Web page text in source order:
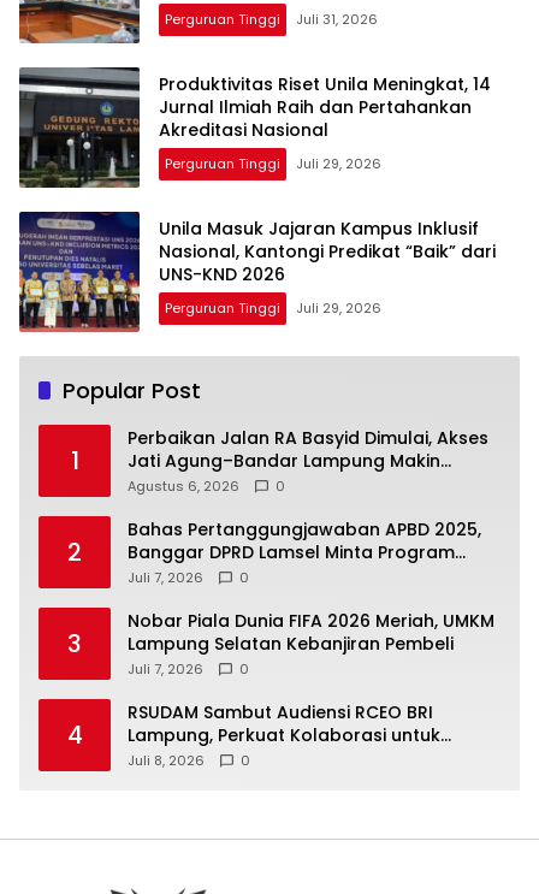
Perguruan Tinggi Juli 31, 2026
Produktivitas Riset Unila Meningkat, 14
Jurnal Ilmiah Raih dan Pertahankan
Akreditasi Nasional
Perguruan Tinggi Juli 29, 2026
Unila Masuk Jajaran Kampus Inklusif
Nasional, Kantongi Predikat “Baik” dari
UNS-KND 2026
Perguruan Tinggi Juli 29, 2026
Popular Post
1
Perbaikan Jalan RA Basyid Dimulai, Akses
Jati Agung–Bandar Lampung Makin
Lancar
Agustus 6, 2026 0
2
Bahas Pertanggungjawaban APBD 2025,
Banggar DPRD Lamsel Minta Program
UMKM Lebih Tepat Sasaran
Juli 7, 2026 0
3
Nobar Piala Dunia FIFA 2026 Meriah, UMKM
Lampung Selatan Kebanjiran Pembeli
Juli 7, 2026 0
4
RSUDAM Sambut Audiensi RCEO BRI
Lampung, Perkuat Kolaborasi untuk
Pengembangan Layanan dan SDM
Juli 8, 2026 0